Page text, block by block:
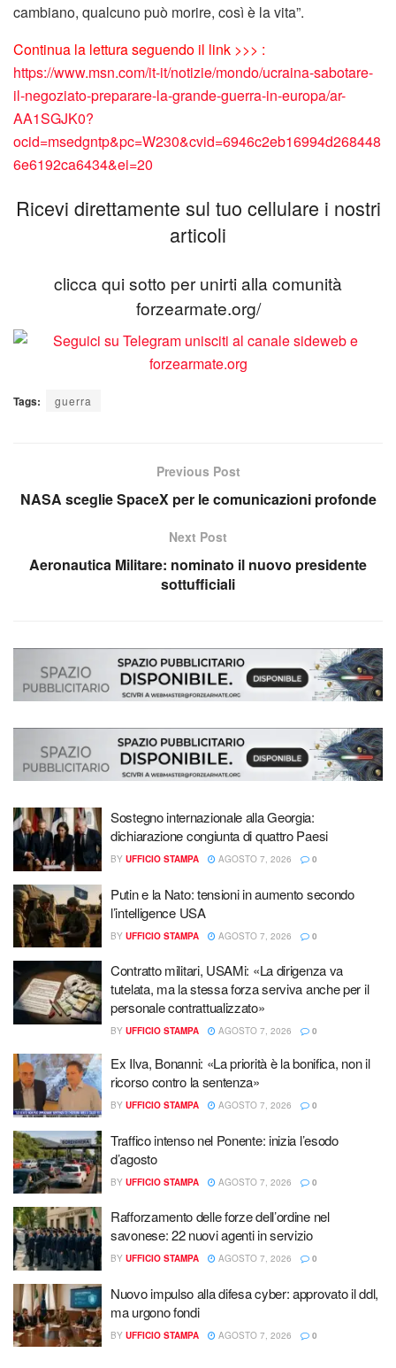
cambiano, qualcuno può morire, così è la vita”.
Continua la lettura seguendo il link >>> :
https://www.msn.com/it-it/notizie/mondo/ucraina-sabotare-
il-negoziato-preparare-la-grande-guerra-in-europa/ar-
AA1SGJK0?
ocid=msedgntp&pc=W230&cvid=6946c2eb16994d268448
6e6192ca6434&ei=20
Ricevi direttamente sul tuo cellulare i nostri
articoli
clicca qui sotto per unirti alla comunità
forzearmate.org/
Tags: guerra
Previous Post
NASA sceglie SpaceX per le comunicazioni profonde
Next Post
Aeronautica Militare: nominato il nuovo presidente
sottufficiali
Sostegno internazionale alla Georgia:
dichiarazione congiunta di quattro Paesi
BY UFFICIO STAMPA AGOSTO 7, 2026 0
Putin e la Nato: tensioni in aumento secondo
l’intelligence USA
BY UFFICIO STAMPA AGOSTO 7, 2026 0
Contratto militari, USAMi: «La dirigenza va
tutelata, ma la stessa forza serviva anche per il
personale contrattualizzato»
BY UFFICIO STAMPA AGOSTO 7, 2026 0
Ex Ilva, Bonanni: «La priorità è la bonifica, non il
ricorso contro la sentenza»
BY UFFICIO STAMPA AGOSTO 7, 2026 0
Traffico intenso nel Ponente: inizia l’esodo
d’agosto
BY UFFICIO STAMPA AGOSTO 7, 2026 0
Rafforzamento delle forze dell’ordine nel
savonese: 22 nuovi agenti in servizio
BY UFFICIO STAMPA AGOSTO 7, 2026 0
Nuovo impulso alla difesa cyber: approvato il ddl,
ma urgono fondi
BY UFFICIO STAMPA AGOSTO 7, 2026 0